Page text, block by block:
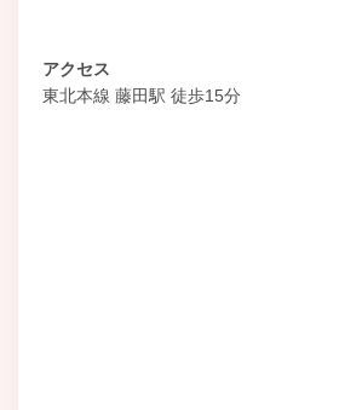
アクセス
東北本線 藤田駅 徒歩15分